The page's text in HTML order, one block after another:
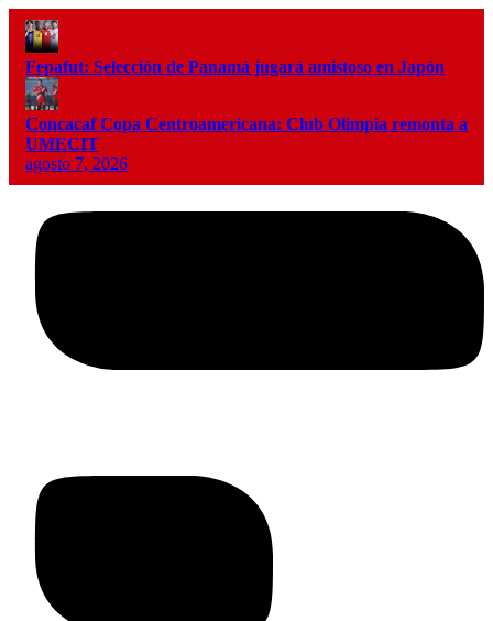
Fepafut: Selección de Panamá jugará amistoso en Japón
Concacaf Copa Centroamericana: Club Olimpia remonta a
UMECIT
agosto 7, 2026